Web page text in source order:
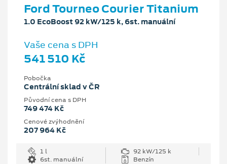
Ford Tourneo Courier Titanium
1.0 EcoBoost 92 kW/125 k, 6st. manuální
Vaše cena s DPH
541 510 Kč
Pobočka
Centrální sklad v ČR
Původní cena s DPH
749 474 Kč
Cenové zvýhodnění
207 964 Kč
1 l
92 kW/125 k
6st. manuální
Benzín